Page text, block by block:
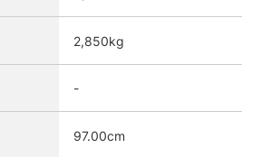
2,850kg
-
97.00cm